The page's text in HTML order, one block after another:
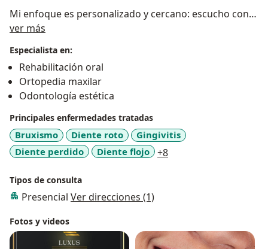
Mi enfoque es personalizado y cercano: escucho con
atención a cada paciente para entender sus
calidad de vida y autoestima. Trabajo con tecnología
de vanguardia y materiales de alta calidad para
garantizar excelencia en cada procedimiento.
Estoy comprometido con una atención humana, ética
y basada en evidencia científica. Será un gusto
acompañarte en el camino hacia tu mejor sonrisa.
ver más
Especialista en:
Rehabilitación oral
Ortopedia maxilar
Odontología estética
Principales enfermedades tratadas
Bruxismo Diente roto
Gingivitis
Diente perdido
Diente flojo +8
Tipos de consulta
Presencial Ver direcciones (1)
Fotos y videos